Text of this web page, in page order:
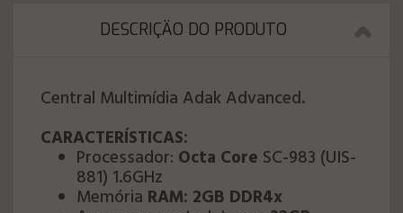
DESCRIÇÄO DO PRODUTO
Central Multimídia Adak Advanced.
CARACTERÍSTICAS:
Processador: Octa Core SC-983 (UIS-
881) 1.6GHz
Memória RAM: 2GB DDR4x